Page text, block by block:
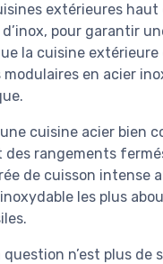
extérieures
pour garantir
la cuisine extérieure
en acier
cuisine acier bien
des rangements
de cuisson intense
les plus
n’est plus